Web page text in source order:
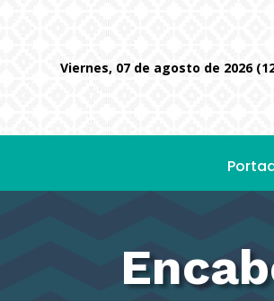
viernes, 07 de agosto de 2026